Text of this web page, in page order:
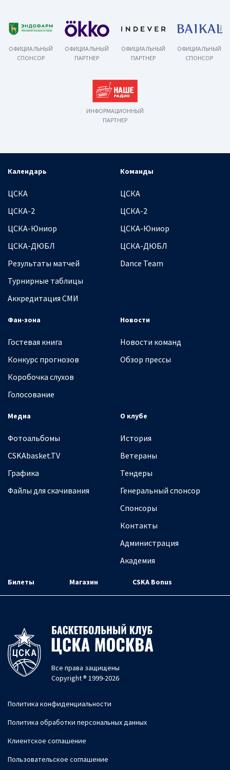
ОФИЦИАЛЬНЫЙ
СПОНСОР
ОФИЦИАЛЬНЫЙ
ПАРТНЕР
ОФИЦИАЛЬНЫЙ
ПАРТНЕР
ОФИЦИАЛЬНЫЙ
СПОНСОР
ИНФОРМАЦИОННЫЙ
ПАРТНЕР
Календарь
ЦСКА
ЦСКА-2
ЦСКА-Юниор
ЦСКА-ДЮБЛ
Результаты матчей
Турнирные таблицы
Аккредитация СМИ
Команды
ЦСКА
ЦСКА-2
ЦСКА-Юниор
ЦСКА-ДЮБЛ
Dance Team
Фан-зона
Гостевая книга
Конкурс прогнозов
Коробочка слухов
Голосование
Новости
Новости команд
Обзор прессы
Медиа
Фотоальбомы
CSKAbasket.TV
Графика
Файлы для скачивания
О клубе
История
Ветераны
Тендеры
Генеральный спонсор
Спонсоры
Контакты
Администрация
Академия
Билеты Магазин CSKA Bonus
Все права защищены
Copyright ® 1999-2026
Политика конфиденциальности
Политика обработки персональных данных
Клиентское соглашение
Пользовательское соглашение